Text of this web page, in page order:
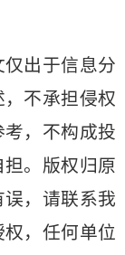
出于信息分
不承担侵权
，不构成投
。版权归原
，请联系我
，任何单位